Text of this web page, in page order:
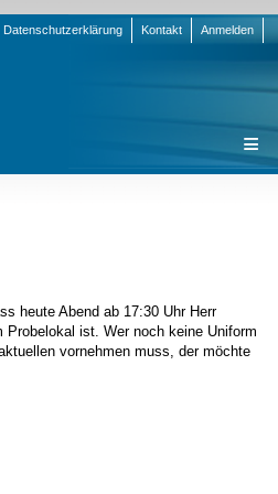
Datenschutzerklärung Kontakt Anmelden
heute Abend ab 17:30 Uhr Herr
Probelokal ist. Wer noch keine Uniform
vornehmen muss, der möchte